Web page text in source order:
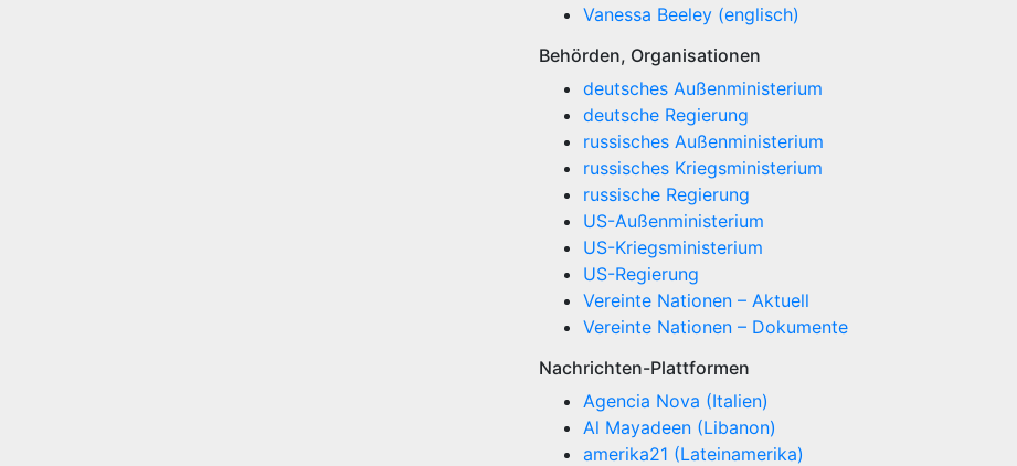
Vanessa Beeley (englisch)
Behörden, Organisationen
deutsches Außenministerium
deutsche Regierung
russisches Außenministerium
russisches Kriegsministerium
russische Regierung
US-Außenministerium
US-Kriegsministerium
US-Regierung
Vereinte Nationen – Aktuell
Vereinte Nationen – Dokumente
Nachrichten-Plattformen
Agencia Nova (Italien)
Al Mayadeen (Libanon)
amerika21 (Lateinamerika)